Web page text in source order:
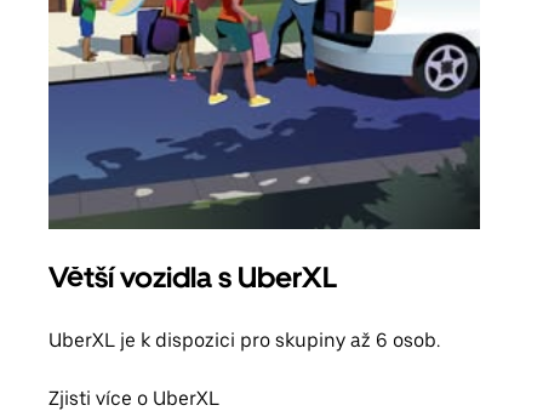
Větší vozidla s UberXL
UberXL je k dispozici pro skupiny až 6 osob.
Zjisti více o UberXL